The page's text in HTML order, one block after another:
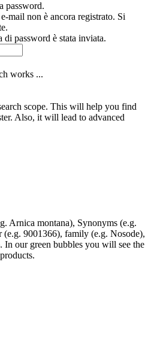
password.
mail non è ancora registrato. Si
di password è stata inviata.
works ...
scope. This will help you find
Also, it will lead to advanced
Arnica montana), Synonyms (e.g.
9001366), family (e.g. Nosode),
In our green bubbles you will see the